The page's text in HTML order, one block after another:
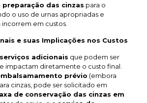
preparação das cinzas para o
o uso de urnas apropriadas e
em custos.
e suas Implicações nos Custos
serviços adicionais que podem ser
impactam diretamente o custo final.
prévio (embora
cinzas, pode ser solicitado em
de conservação das cinzas em